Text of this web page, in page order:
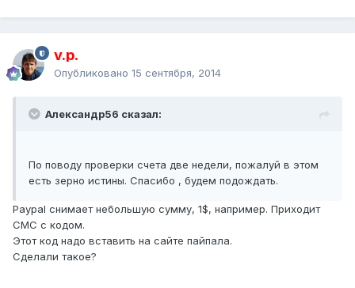
v.p.
Опубликовано 15 сентября, 2014
Александр56 сказал:
По поводу проверки счета две недели, пожалуй в этом
есть зерно истины. Спасибо , будем подождать.
Paypal снимает небольшую сумму, 1$, например. Приходит
СМС с кодом.
Этот код надо вставить на сайте пайпала.
Сделали такое?